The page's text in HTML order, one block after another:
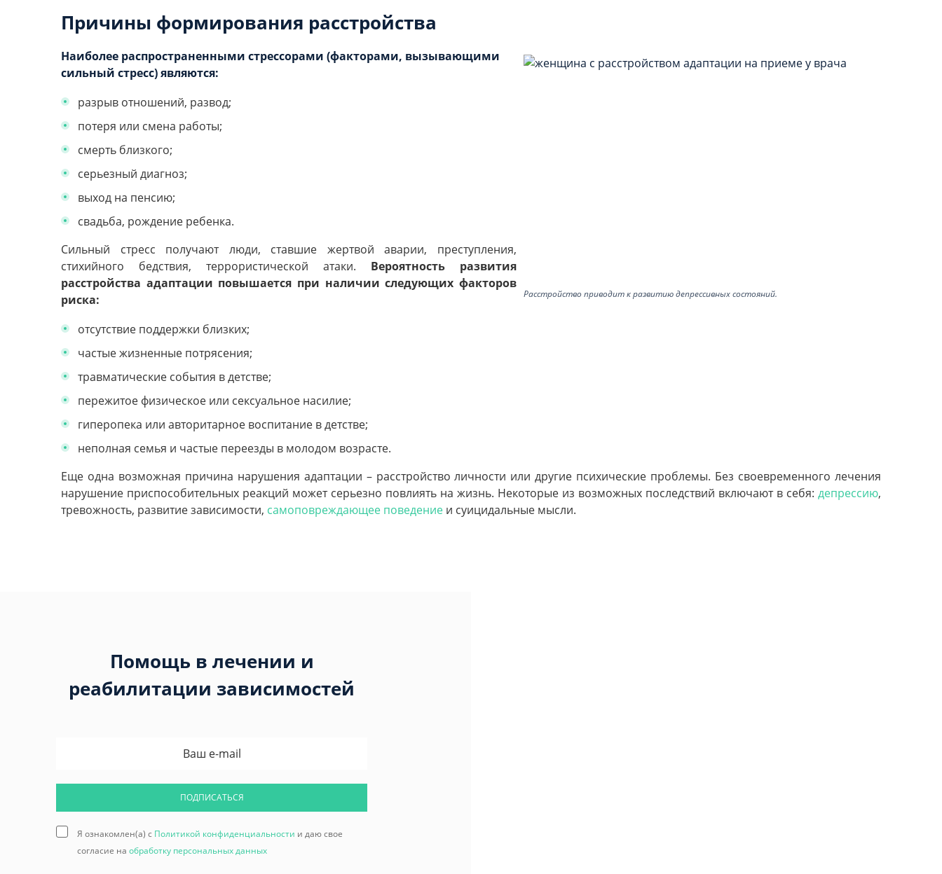
Причины формирования расстройства
Расстройство приводит к развитию депрессивных состояний.
Наиболее распространенными стрессорами (факторами, вызывающими
сильный стресс) являются:
разрыв отношений, развод;
потеря или смена работы;
смерть близкого;
серьезный диагноз;
выход на пенсию;
свадьба, рождение ребенка.
Сильный стресс получают люди, ставшие жертвой аварии, преступления,
стихийного бедствия, террористической атаки. Вероятность развития
расстройства адаптации повышается при наличии следующих факторов
риска:
отсутствие поддержки близких;
частые жизненные потрясения;
травматические события в детстве;
пережитое физическое или сексуальное насилие;
гиперопека или авторитарное воспитание в детстве;
неполная семья и частые переезды в молодом возрасте.
Еще одна возможная причина нарушения адаптации – расстройство личности или другие психические проблемы. Без своевременного лечения
нарушение приспособительных реакций может серьезно повлиять на жизнь. Некоторые из возможных последствий включают в себя: депрессию,
тревожность, развитие зависимости, самоповреждающее поведение и суицидальные мысли.
Помощь в лечении и
реабилитации зависимостей
ПОДПИСАТЬСЯ
Я ознакомлен(а) с Политикой конфиденциальности и даю свое
согласие на обработку персональных данных